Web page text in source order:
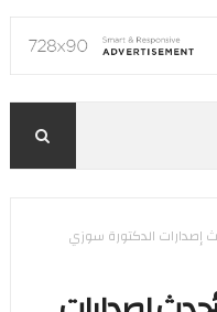
الدكتورة سوزي